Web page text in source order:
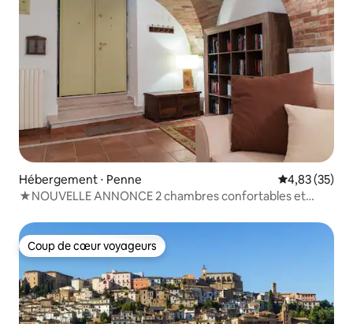
Hébergement ⋅ Penne Évaluation
4,83 (35)
★NOUVELLE ANNONCE 2 chambres confortables et
Coup de cœur voyageurs
Coup de cœur voyageurs